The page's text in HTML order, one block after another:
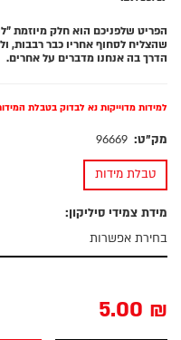
הפריט שלפניכם הוא חלק מיוזמת
שהצליח לסחוף אחריו כבר רבבות,
הדרך בה אנחנו מדברים על אחרים.
למידות מדוייקות נא לבדוק בטבלת
מק"ט: 96669
טבלת מידות
מידת צמידי סיליקון:
5.00 ₪